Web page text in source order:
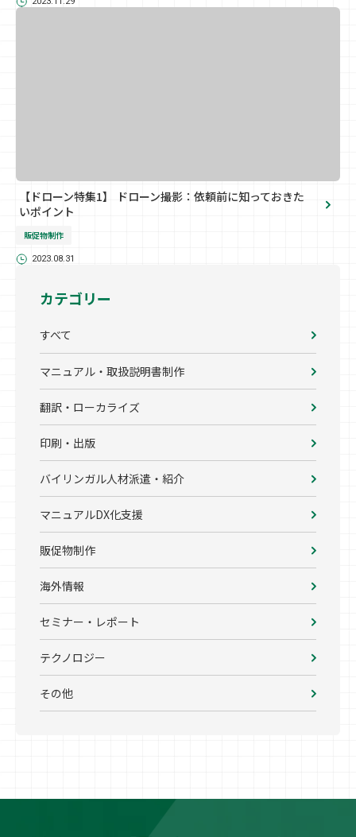
【ドローン特集1】 ドローン撮影：依頼前に知っておきた
いポイント
販促物制作
2023.08.31
カテゴリー
すべて
マニュアル・取扱説明書制作
翻訳・ローカライズ
印刷・出版
バイリンガル人材派遣・紹介
マニュアルDX化支援
販促物制作
海外情報
セミナー・レポート
テクノロジー
その他